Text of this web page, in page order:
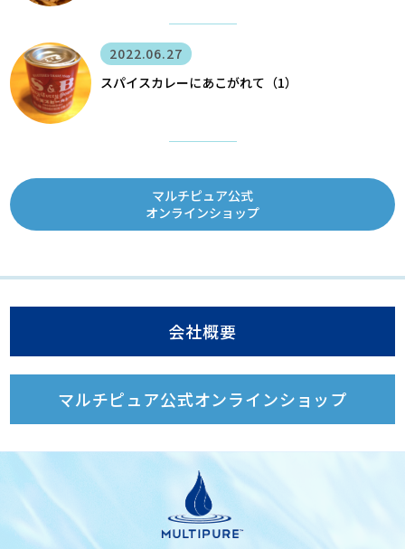
2022.06.27
スパイスカレーにあこがれて（1）
マルチピュア公式
オンラインショップ
会社概要
マルチピュア公式オンラインショップ